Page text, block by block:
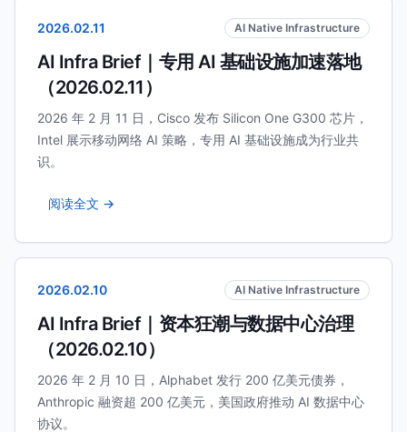
2026.02.11 AI Native Infrastructure
AI Infra Brief｜专用 AI 基础设施加速落地
（2026.02.11）
2026 年 2 月 11 日，Cisco 发布 Silicon One G300 芯片，
Intel 展示移动网络 AI 策略，专用 AI 基础设施成为行业共
识。
阅读全文 →
2026.02.10 AI Native Infrastructure
AI Infra Brief｜资本狂潮与数据中心治理
（2026.02.10）
2026 年 2 月 10 日，Alphabet 发行 200 亿美元债券，
Anthropic 融资超 200 亿美元，美国政府推动 AI 数据中心
协议。